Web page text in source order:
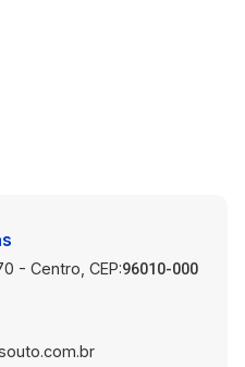
- Centro, CEP:96010-000